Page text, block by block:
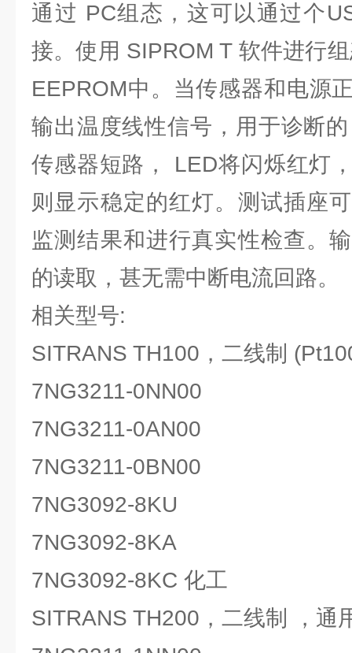
通过 PC组态，这可以通过个
接。使用 SIPROM T 软件进行
EEPROM中。当传感器和电源
输出温度线性信号，用于诊断
传感器短路， LED将闪烁红灯
则显示稳定的红灯。测试插座
监测结果和进行真实性检查。
的读取，甚无需中断电流回路。
相关型号:
SITRANS TH100，二线制
7NG3211-0NN00
7NG3211-0AN00
7NG3211-0BN00
7NG3092-8KU
7NG3092-8KA
7NG3092-8KC 化工
SITRANS TH200，二线制 ，通